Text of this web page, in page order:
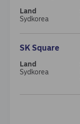
Sydkorea
SK Square
Sydkorea